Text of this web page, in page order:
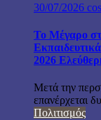
30/07/2026
Το Μέγαρο
2026
Μετά την
επανέρχεται
Πολιτισμός